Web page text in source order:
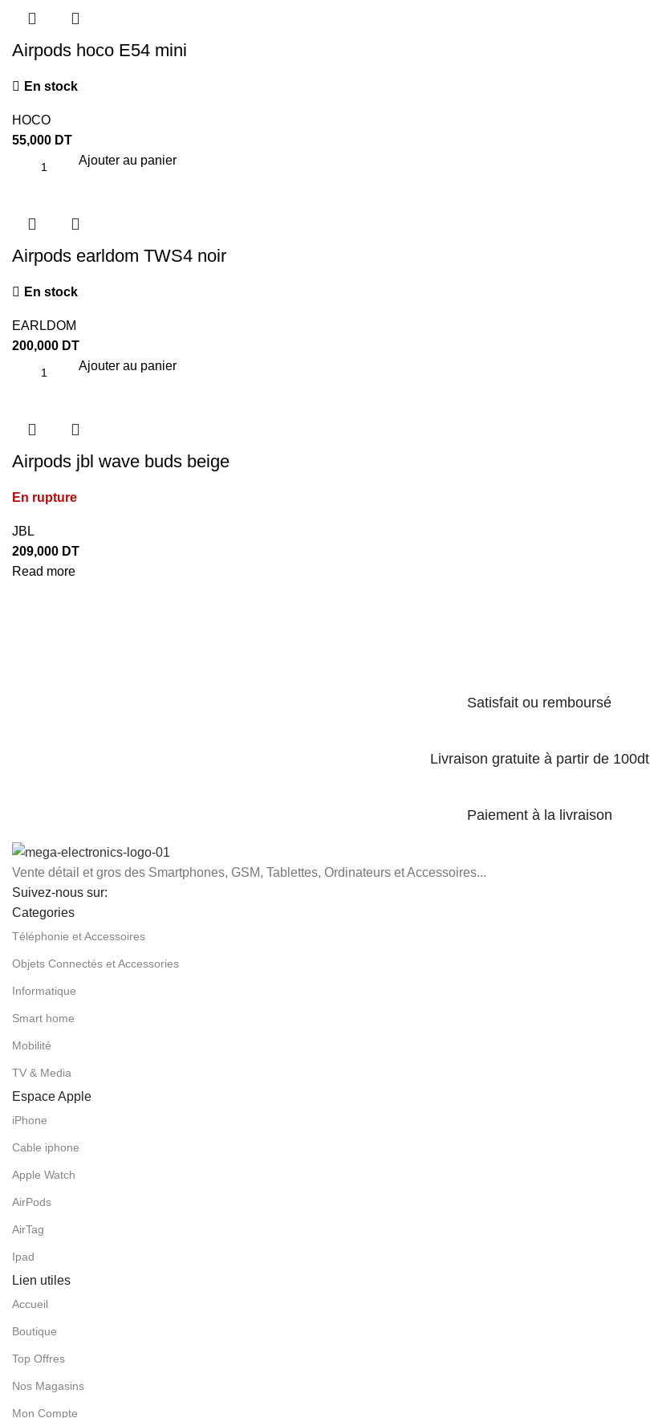
Airpods hoco E54 mini
En stock
HOCO
55,000 DT
Ajouter au panier
Airpods earldom TWS4 noir
En stock
EARLDOM
200,000 DT
Ajouter au panier
Airpods jbl wave buds beige
En rupture
JBL
209,000 DT
Read more
Satisfait ou remboursé
Livraison gratuite à partir de 100dt
Paiement à la livraison
Vente détail et gros des Smartphones, GSM, Tablettes, Ordinateurs et Accessoires...
Suivez-nous sur:
Categories
Téléphonie et Accessoires
Objets Connectés et Accessories
Informatique
Smart home
Mobilité
TV & Media
Espace Apple
iPhone
Cable iphone
Apple Watch
AirPods
AirTag
Ipad
Lien utiles
Accueil
Boutique
Top Offres
Nos Magasins
Mon Compte